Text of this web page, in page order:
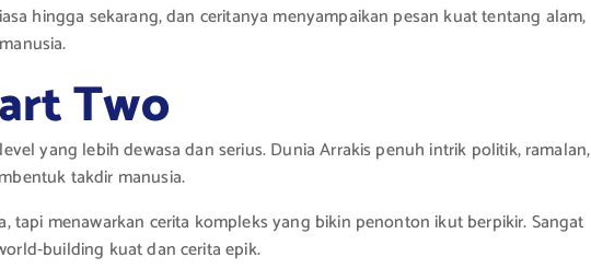
hingga sekarang, dan ceritanya menyampaikan pesan kuat tentang alam,
Two
yang lebih dewasa dan serius. Dunia Arrakis penuh intrik politik, ramalan,
takdir manusia.
tapi menawarkan cerita kompleks yang bikin penonton ikut berpikir. Sangat
building kuat dan cerita epik.